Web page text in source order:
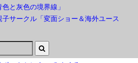
と灰色の境界線」
サークル「変面ショー＆海外ユース